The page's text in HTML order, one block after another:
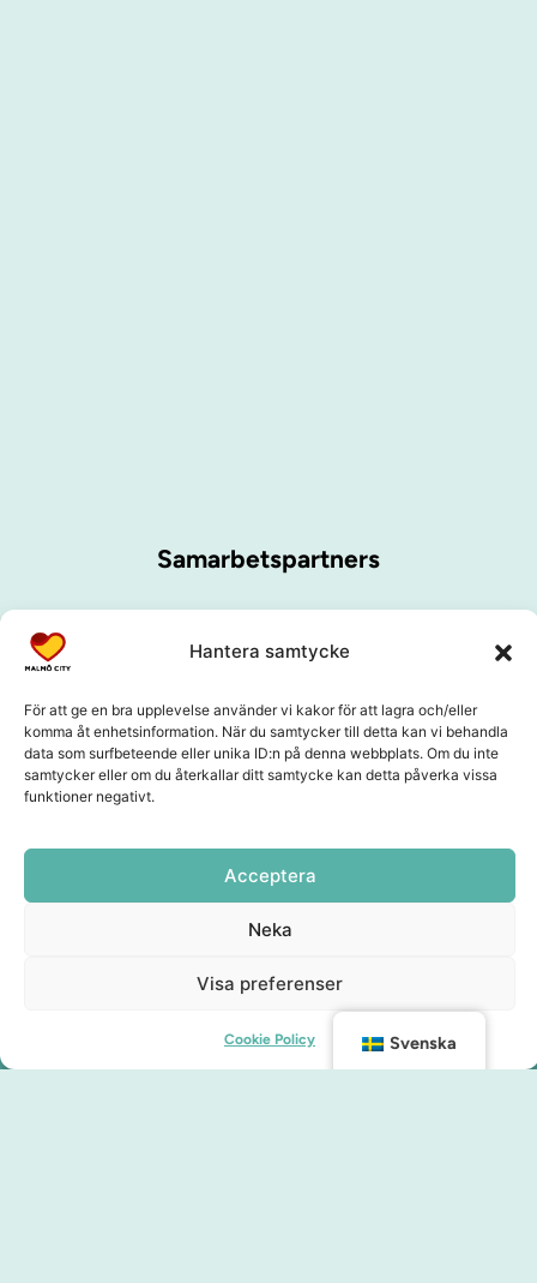
Hantera samtycke
För att ge en bra upplevelse använder vi kakor för att lagra och/eller
komma åt enhetsinformation. När du samtycker till detta kan vi behandla
data som surfbeteende eller unika ID:n på denna webbplats. Om du inte
samtycker eller om du återkallar ditt samtycke kan detta påverka vissa
funktioner negativt.
Acceptera
Neka
Visa preferenser
Cookie Policy
Samarbetspartners
Svenska